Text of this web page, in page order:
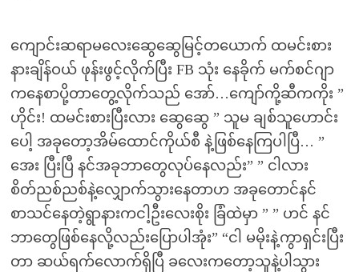
ကျောင်းဆရာမလေးဆွေဆွေမြင့်တယောက် ထမင်းစား
နားချိန်ဝယ် ဖုန်းဖွင့်လိုက်ပြီး FB သုံး နေခိုက် မက်စင်ဂျာ
ကနေစာပို့တာတွေ့လိုက်သည် အော်…ကျော်ကို့ဆီကကိုး ”
ဟိုင်း! ထမင်းစားပြီးလား ဆွေဆွေ ” သူမ ချစ်သူဟောင်း
ပေါ့ အခုတော့အိမ်ထောင်ကိုယ်စီ နဲ့ဖြစ်နေကြပါပြီ… ”
အေး ပြီးပြီ နင်အခုဘာတွေလုပ်နေလည်း” ” ငါလား
စိတ်ညစ်ညစ်နဲ့လျှောက်သွားနေတာဟ အခုတောင်နင်
စာသင်နေတဲ့ရွာနားကငါ့ဦးလေးစိုး ခြံထဲမှာ ” ” ဟင် နင်
ဘာတွေဖြစ်နေလို့လည်းပြောပါအုံး” “ငါ မမိုးနဲ့ကွာရှင်းပြီး
တာ ဆယ်ရက်လောက်ရှိပြီ ခလေးကတော့သူနဲ့ပါသွား